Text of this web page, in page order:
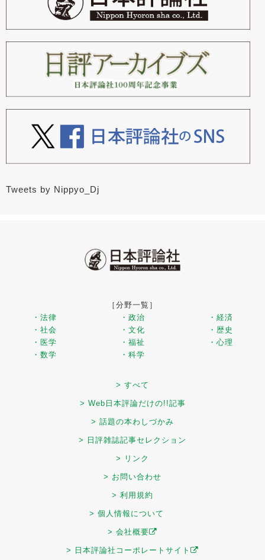
Tweets by Nippyo_Dj
［分野一覧］
・法律
・政治
・経済
・社会
・文化
・歴史
・医学
・福祉
・心理
・数学
・科学
> すべて
> Web日本評論だけの!!記事
> 話題の本わしづかみ
> 日評雑誌記事セレクション
> リンク
> お問い合わせ
> 利用規約
> 個人情報について
> 会社概要
> 日本評論社コーポレートサイト